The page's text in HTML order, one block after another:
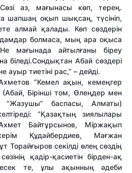
аз, мағынасы көп, терең.
шапшаң оқып шықсаң, түсініп,
алмай қалады. Көп сөздерін
болмаса, мың ара оқыса
мағынада айтылғаны біреу
біледі.Сондықтан Абай сөздері
ауыр тиетіні рас,” – дейді.
“Кемел ақын, кемеңгер
Бірінші том, Өлеңдер мен
“Жазушы” баспасы, Алматы)
“Қазақтың зиялылары
Байтұрсынов, Міржақып
Құдайбердиев, Мағжан
Торайғыров секілді өлең сөздің
қадір-қасиетін бірден-ақ
те, ұлы ақынның әдеби